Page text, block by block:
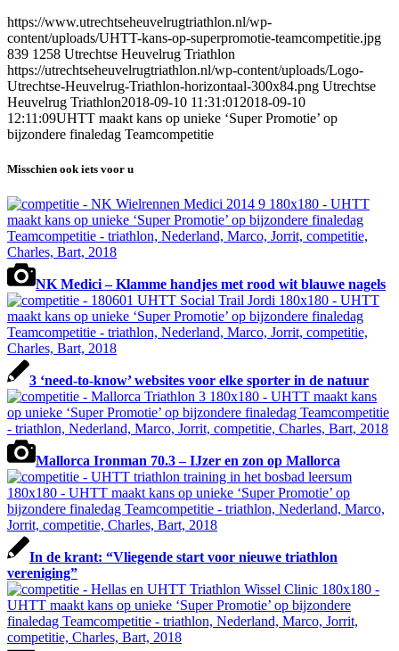
https://www.utrechtseheuvelrugtriathlon.nl/wp-
content/uploads/UHTT-kans-op-superpromotie-teamcompetitie.jpg
839 1258 Utrechtse Heuvelrug Triathlon
https://utrechtseheuvelrugtriathlon.nl/wp-content/uploads/Logo-
Utrechtse-Heuvelrug-Triathlon-horizontaal-300x84.png Utrechtse
Heuvelrug Triathlon2018-09-10 11:31:01 2018-09-10
12:11:09UHTT maakt kans op unieke ‘Super Promotie’ op
bijzondere finaledag Teamcompetitie
Misschien ook iets voor u
NK Medici – Klamme handjes met rood wit blauwe nagels
3 ‘need-to-know’ websites voor elke sporter in de natuur
Mallorca Ironman 70.3 – IJzer en zon op Mallorca
In de krant: “Vliegende start voor nieuwe triathlon
vereniging”